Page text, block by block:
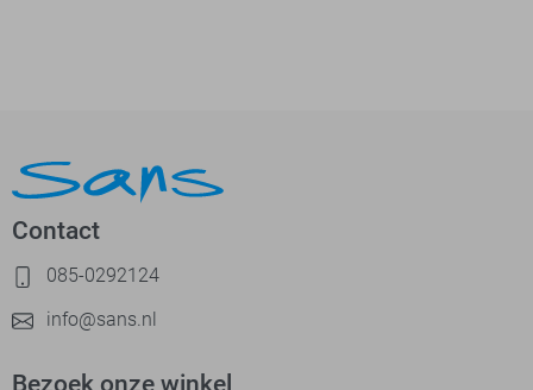
Contact
085-0292124
info@sans.nl